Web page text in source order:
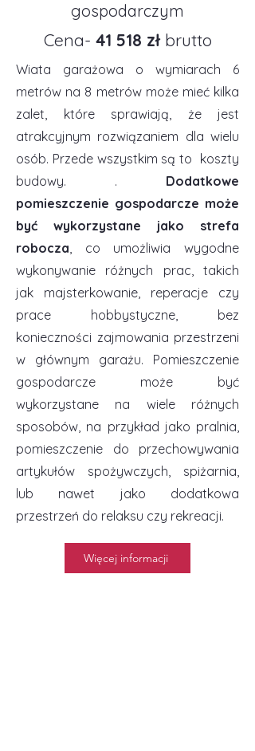
gospodarczym
Cena- 41 518 zł brutto
Wiata garażowa o wymiarach 6
metrów na 8 metrów może mieć kilka
zalet, które sprawiają, że jest
atrakcyjnym rozwiązaniem dla wielu
osób. Przede wszystkim są to koszty
budowy. . Dodatkowe
pomieszczenie gospodarcze może
być wykorzystane jako strefa
robocza, co umożliwia wygodne
wykonywanie różnych prac, takich
jak majsterkowanie, reperacje czy
prace hobbystyczne, bez
konieczności zajmowania przestrzeni
w głównym garażu. Pomieszczenie
gospodarcze może być
wykorzystane na wiele różnych
sposobów, na przykład jako pralnia,
pomieszczenie do przechowywania
artykułów spożywczych, spiżarnia,
lub nawet jako dodatkowa
przestrzeń do relaksu czy rekreacji.
Więcej informacji